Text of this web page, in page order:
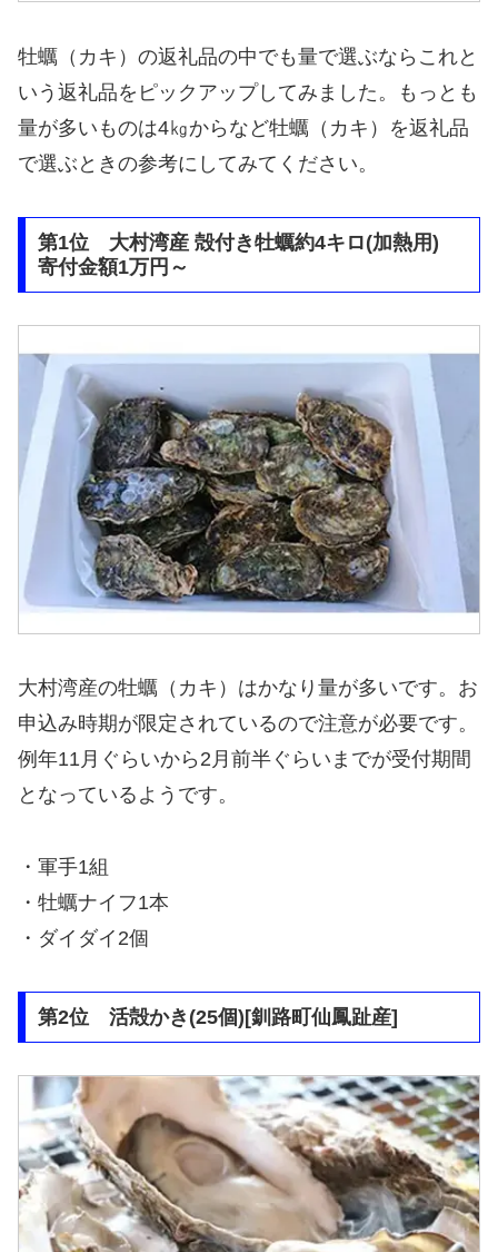
牡蠣（カキ）の返礼品の中でも量で選ぶならこれと
いう返礼品をピックアップしてみました。もっとも
量が多いものは4㎏からなど牡蠣（カキ）を返礼品
で選ぶときの参考にしてみてください。
第1位 大村湾産 殻付き牡蠣約4キロ(加熱用)
寄付金額1万円～
大村湾産の牡蠣（カキ）はかなり量が多いです。お
申込み時期が限定されているので注意が必要です。
例年11月ぐらいから2月前半ぐらいまでが受付期間
となっているようです。
・軍手1組
・牡蠣ナイフ1本
・ダイダイ2個
第2位 活殻かき(25個)[釧路町仙鳳趾産]